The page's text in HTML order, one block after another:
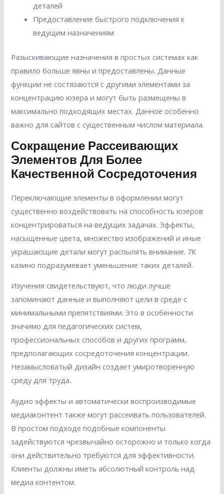
деталей
Предоставление быстрого подключения к
ведущим назначениям
Разыскивающие назначения в простых системах как
правило больше явны и предоставлены. Данные
функции не состязаются с другими элементами за
концентрацию юзера и могут быть размещены в
максимально подходящих местах. Данное особенно
важно для сайтов с существенным числом материала.
Сокращение Рассеивающих
Элементов Для Более
Качественной Сосредоточения
Переключающие элементы в оформлении могут
существенно воздействовать на способность юзеров
концентрироваться на ведущих задачах. Эффекты,
насыщенные цвета, множество изображений и иные
украшающие детали могут распылять внимание. 7К
казино подразумевает уменьшение таких деталей.
Изучения свидетельствуют, что люди лучше
запоминают данные и выполняют цели в среде с
минимальными препятствиями. Это в особенности
значимо для педагогических систем,
профессиональных способов и других программ,
предполагающих сосредоточения концентрации.
Незамысловатый дизайн создает умиротворенную
среду для труда.
Аудио эффекты и автоматически воспроизводимые
медиаконтент также могут рассеивать пользователей.
В простом подходе подобные компоненты
задействуются чрезвычайно осторожно и только когда
они действительно требуются для эффективности.
Клиенты должны иметь абсолютный контроль над
медиа контентом.